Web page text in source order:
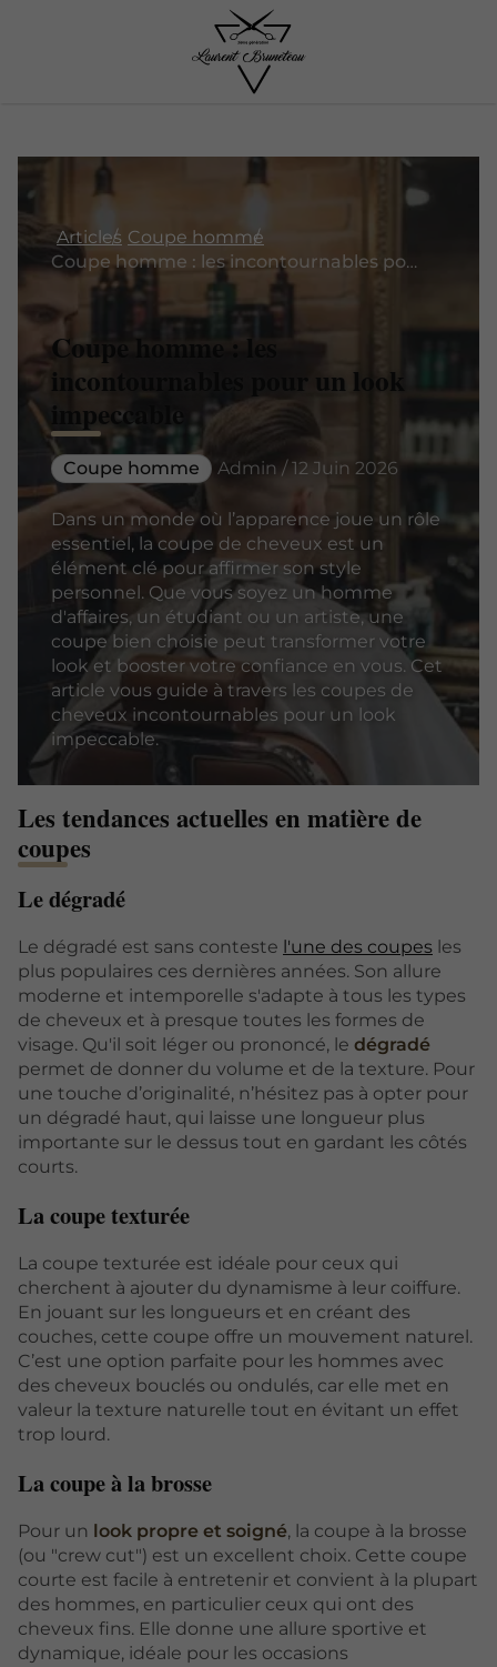
Articles Coupe homme
Coupe homme : les incontournables pour un look impeccable
Coupe homme : les
incontournables pour un look
impeccable
Coupe homme Admin / 12 Juin 2026
Dans un monde où l’apparence joue un rôle
essentiel, la coupe de cheveux est un
élément clé pour affirmer son style
personnel. Que vous soyez un homme
d'affaires, un étudiant ou un artiste, une
coupe bien choisie peut transformer votre
look et booster votre confiance en vous. Cet
article vous guide à travers les coupes de
cheveux incontournables pour un look
impeccable.
Les tendances actuelles en matière de
coupes
Le dégradé
Le dégradé est sans conteste l'une des coupes les
plus populaires ces dernières années. Son allure
moderne et intemporelle s'adapte à tous les types
de cheveux et à presque toutes les formes de
visage. Qu'il soit léger ou prononcé, le dégradé
permet de donner du volume et de la texture. Pour
une touche d’originalité, n’hésitez pas à opter pour
un dégradé haut, qui laisse une longueur plus
importante sur le dessus tout en gardant les côtés
courts.
La coupe texturée
La coupe texturée est idéale pour ceux qui
cherchent à ajouter du dynamisme à leur coiffure.
En jouant sur les longueurs et en créant des
couches, cette coupe offre un mouvement naturel.
C’est une option parfaite pour les hommes avec
des cheveux bouclés ou ondulés, car elle met en
valeur la texture naturelle tout en évitant un effet
trop lourd.
La coupe à la brosse
Pour un look propre et soigné, la coupe à la brosse
(ou "crew cut") est un excellent choix. Cette coupe
courte est facile à entretenir et convient à la plupart
des hommes, en particulier ceux qui ont des
cheveux fins. Elle donne une allure sportive et
dynamique, idéale pour les occasions